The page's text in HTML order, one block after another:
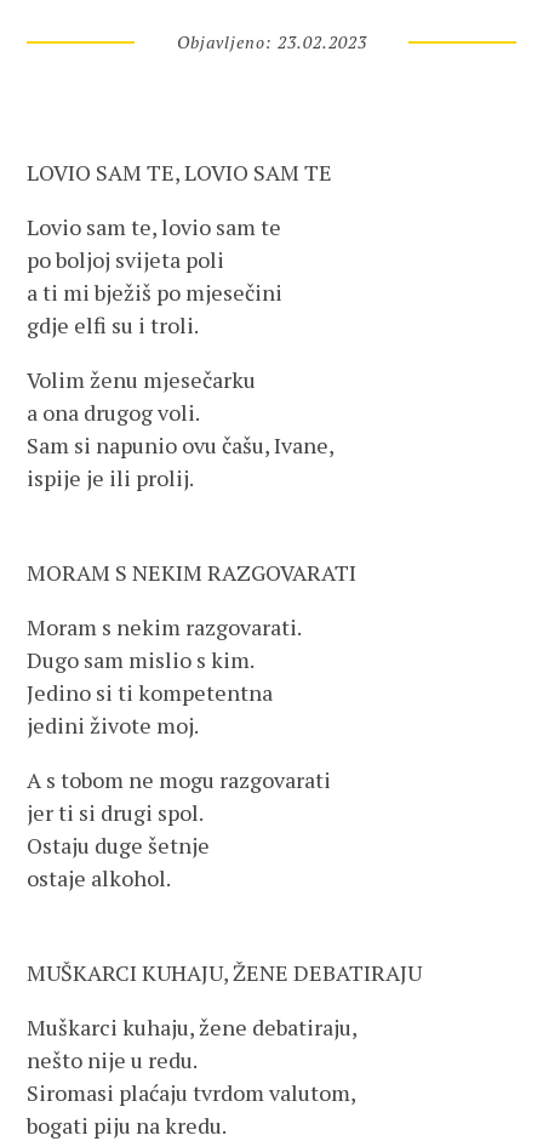
Objavljeno: 23.02.2023
LOVIO SAM TE, LOVIO SAM TE
Lovio sam te, lovio sam te
po boljoj svijeta poli
a ti mi bježiš po mjesečini
gdje elfi su i troli.
Volim ženu mjesečarku
a ona drugog voli.
Sam si napunio ovu čašu, Ivane,
ispije je ili prolij.
MORAM S NEKIM RAZGOVARATI
Moram s nekim razgovarati.
Dugo sam mislio s kim.
Jedino si ti kompetentna
jedini živote moj.
A s tobom ne mogu razgovarati
jer ti si drugi spol.
Ostaju duge šetnje
ostaje alkohol.
MUŠKARCI KUHAJU, ŽENE DEBATIRAJU
Muškarci kuhaju, žene debatiraju,
nešto nije u redu.
Siromasi plaćaju tvrdom valutom,
bogati piju na kredu.